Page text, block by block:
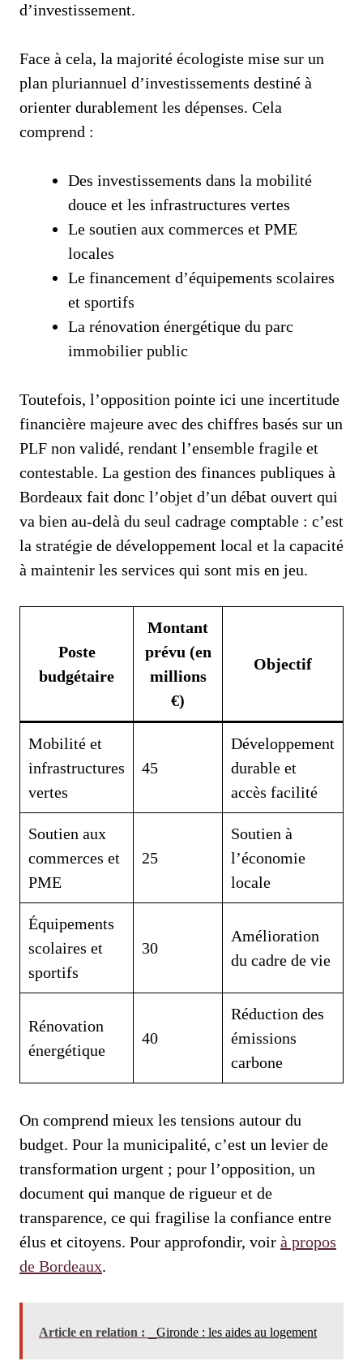
d’investissement.
Face à cela, la majorité écologiste mise sur un
plan pluriannuel d’investissements destiné à
orienter durablement les dépenses. Cela
comprend :
Des investissements dans la mobilité
douce et les infrastructures vertes
Le soutien aux commerces et PME
locales
Le financement d’équipements scolaires
et sportifs
La rénovation énergétique du parc
immobilier public
Toutefois, l’opposition pointe ici une incertitude
financière majeure avec des chiffres basés sur un
PLF non validé, rendant l’ensemble fragile et
contestable. La gestion des finances publiques à
Bordeaux fait donc l’objet d’un débat ouvert qui
va bien au-delà du seul cadrage comptable : c’est
la stratégie de développement local et la capacité
à maintenir les services qui sont mis en jeu.
Poste
budgétaire
Montant
prévu (en
millions
€)
Objectif
Mobilité et
infrastructures
vertes
45
Développement
durable et
accès facilité
Soutien aux
commerces et
PME
25
Soutien à
l’économie
locale
Équipements
scolaires et
sportifs
30
Amélioration
du cadre de vie
Rénovation
énergétique
40
Réduction des
émissions
carbone
On comprend mieux les tensions autour du
budget. Pour la municipalité, c’est un levier de
transformation urgent ; pour l’opposition, un
document qui manque de rigueur et de
transparence, ce qui fragilise la confiance entre
élus et citoyens. Pour approfondir, voir à propos
de Bordeaux.
Article en relation : Gironde : les aides au logement